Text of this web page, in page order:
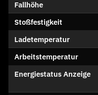
Fallhöhe
Stoßfestigkeit
Ladetemperatur
Arbeitstemperatur
Energiestatus Anzeige